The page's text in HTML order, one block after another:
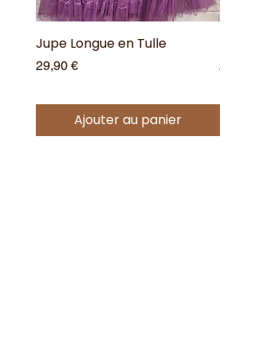
Jupe Longue en Tulle
Prix
29,90 €
Ajouter au panier
Prix
25,00 €